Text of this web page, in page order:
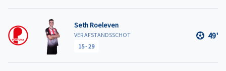
Seth Roeleven
VER AFSTANDSSCHOT
15-29
49'